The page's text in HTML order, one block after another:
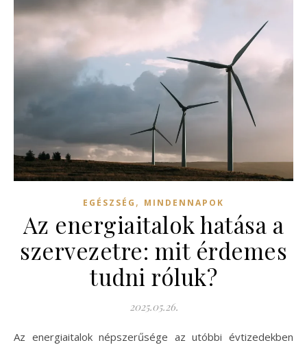
EGÉSZSÉG , MINDENNAPOK
Az energiaitalok hatása a
szervezetre: mit érdemes
tudni róluk?
2025.05.26.
Az energiaitalok népszerűsége az utóbbi évtizedekben